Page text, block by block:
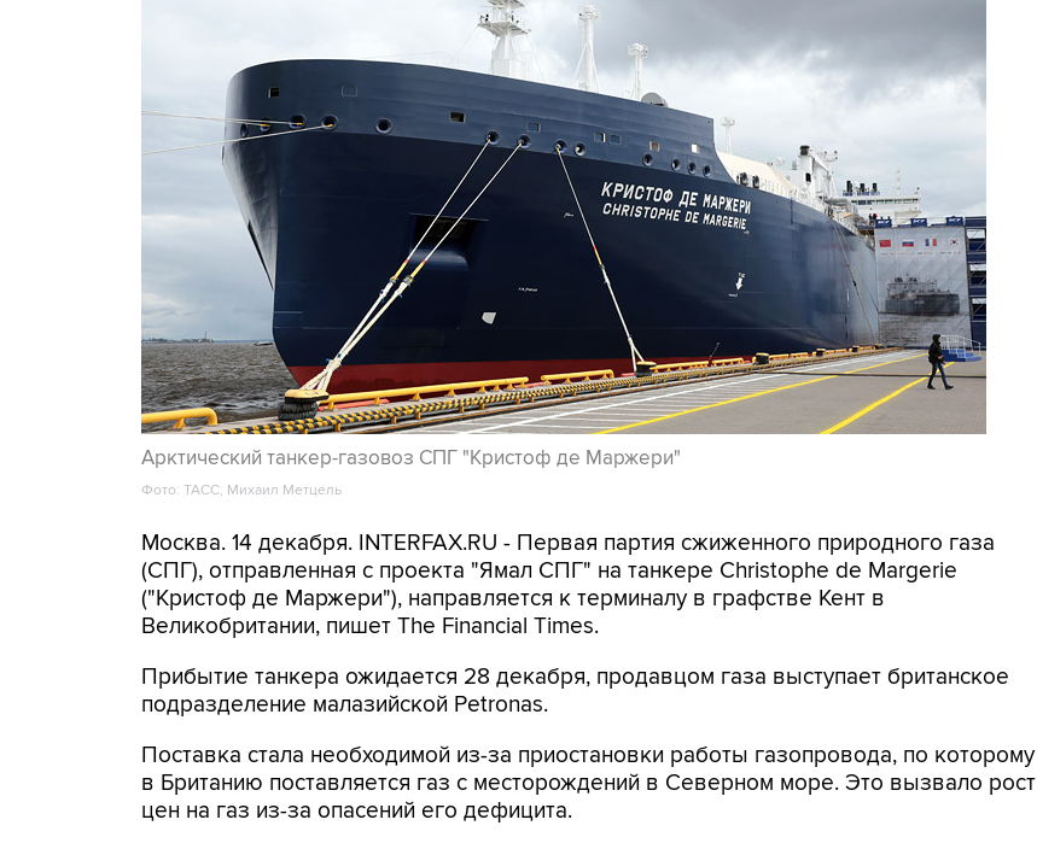
Арктический танкер-газовоз СПГ "Кристоф де Маржери"
Фото: ТАСС, Михаил Метцель
Москва. 14 декабря. INTERFAX.RU - Первая партия сжиженного природного газа
(СПГ), отправленная с проекта "Ямал СПГ" на танкере Christophe de Margerie
("Кристоф де Маржери"), направляется к терминалу в графстве Кент в
Великобритании, пишет The Financial Times.
Прибытие танкера ожидается 28 декабря, продавцом газа выступает британское
подразделение малазийской Petronas.
Поставка стала необходимой из-за приостановки работы газопровода, по которому
в Британию поставляется газ с месторождений в Северном море. Это вызвало рост
цен на газ из-за опасений его дефицита.